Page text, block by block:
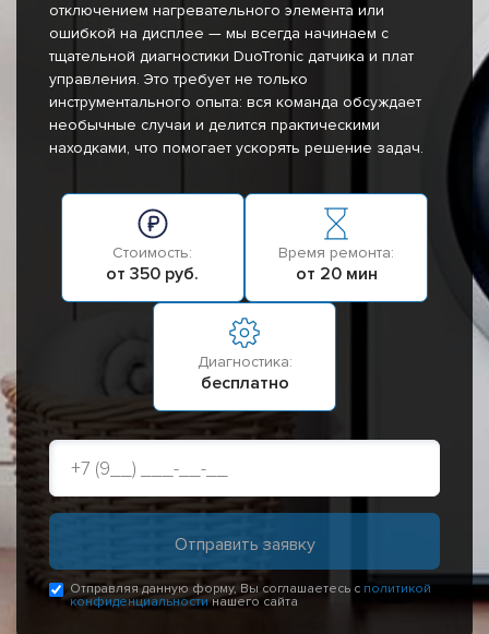
отключением нагревательного элемента или
ошибкой на дисплее — мы всегда начинаем с
тщательной диагностики DuoTronic датчика и плат
управления. Это требует не только
инструментального опыта: вся команда обсуждает
необычные случаи и делится практическими
находками, что помогает ускорять решение задач.
Стоимость:
от 350 руб.
Время ремонта:
от 20 мин
Диагностика:
бесплатно
Отправляя данную форму, Вы соглашаетесь с политикой
конфиденциальностинашего сайта